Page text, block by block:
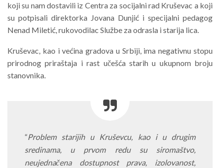
koji su nam dostavili iz Centra za socijalni rad Kruševac a koji
su potpisali direktorka Jovana Dunjić i specijalni pedagog
Nenad Miletić, rukovodilac Službe za odrasla i starija lica.
Kruševac, kao i većina gradova u Srbiji, ima negativnu stopu
prirodnog priraštaja i rast učešća starih u ukupnom broju
stanovnika.
“Problem starijih u Kruševcu, kao i u drugim
sredinama, u prvom redu su siromaštvo,
neujednačena dostupnost prava, izolovanost,